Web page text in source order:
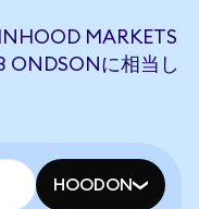
MARKETS
ONDSONに相当し
HOODON